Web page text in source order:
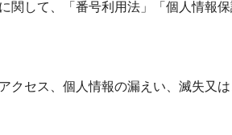
関して、「番号利用法」「個人情報
クセス、個人情報の漏えい、滅失又